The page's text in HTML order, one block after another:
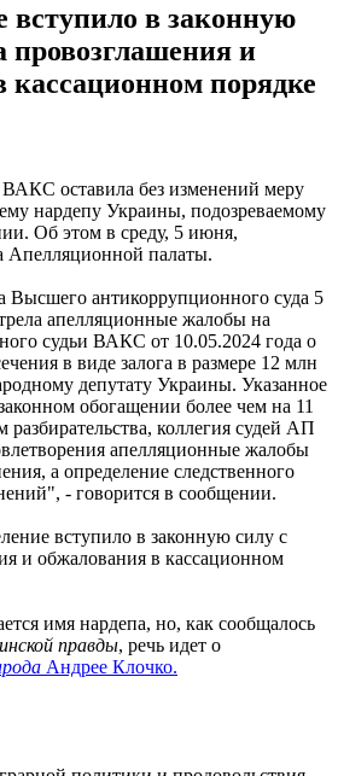
вступило в законную
провозглашения и
кассационном порядке
оставила без изменений меру
нардепу Украины, подозреваемому
Об этом в среду, 5 июня,
Апелляционной палаты.
Высшего антикоррупционного суда 5
апелляционные жалобы на
судьи ВАКС от 10.05.2024 года о
в виде залога в размере 12 млн
депутату Украины. Указанное
обогащении более чем на 11
разбирательства, коллегия судей АП
апелляционные жалобы
а определение следственного
- говорится в сообщении.
вступило в законную силу с
и обжалования в кассационном
имя нардепа, но, как сообщалось
правды, речь идет о
Андрее Клочко.